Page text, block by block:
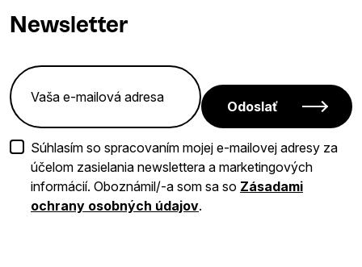
Newsletter
Odoslať
Súhlasím so spracovaním mojej e-mailovej adresy za
účelom zasielania newslettera a marketingových
informácií. Oboznámil/-a som sa so Zásadami
ochrany osobných údajov.